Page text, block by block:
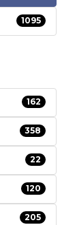
1095
162
358
22
120
205